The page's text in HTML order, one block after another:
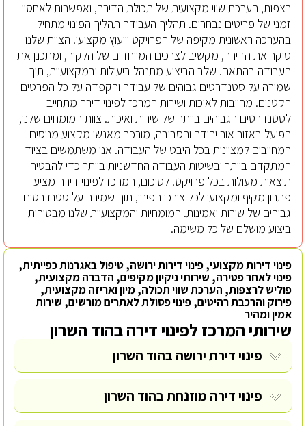
רצפות, הערכת שווי מקצועית של תכולת הדירה, ואפשרות לאחסון
זמני של פריטים נבחרים. תהליך העבודה תהליך הפינוי מתחיל
בהערכה ראשונית מקיפה של הפרויקט וייעוץ מקצועי. הצוות שלנו
סוקר את הדירה, מקשיב לצרכים המיוחדים של הלקוח, ומתכנן את
העבודה בהתאם. שלב הביצוע מתנהל ביעילות ובמקצועיות, תוך
שמירה על סטנדרטים גבוהים של עבודה והקפדה על כל הפרטים
הקטנים. מחויבות לאיכות ושירות המרכז לפינוי דירה מתחייב
לסטנדרטים הגבוהים ביותר של שירות ואיכות. צוות המומחים שלנו,
הפועל באזור אור יהודה והסביבה, מורכב מאנשי מקצוע מנוסים
המחויבים למצוינות בכל היבט של העבודה. אנו משתמשים בציוד
המתקדם ביותר ובשיטות העבודה החדשניות ביותר כדי להבטיח
תוצאות מעולות בכל פרויקט. לסיכום, המרכז לפינוי דירה מציע
פתרון מקיף ומקצועי לכל צורכי הפינוי, תוך שמירה על סטנדרטים
גבוהים של שירות ואמינות. המומחיות והמקצועיות שלנו מבטיחות
ביצוע מושלם של כל משימה.
פינוי דירות מקצועי, פינוי דירות ירושה, טיפול באגרנות כפייתית,
פינוי לאחר פטירה, שירותי ניקיון מקיפים, הדברה מקצועית,
פוליש לרצפות, הערכת שווי תכולה, מיון ואריזה מקצועית,
פירוק והרכבת רהיטים, פינוי פסולת לאתרים מורשים, שירות
אמין ומהיר
שירותי המרכז לפינוי דירה בהוד השרון
פינוי דירת ירושה בהוד השרון
פינוי דירה מוזנחת בהוד השרון